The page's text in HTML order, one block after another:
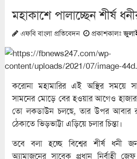
মহাকাশে পালাচ্ছেন শীর্ষ
এফবি বাংলা প্রতিবেদন প্রকাশকালঃ
করোনা মহামারির এই অস্থির সময়ে
সামনের মোড়ে বের হওয়ার আগেও
তো লকডাউন চলছে, তার উপর আবার
ঠেকাতে ভিড়ভাট্টা এড়িয়ে চলার চিন্তা।
তবে বলা হচ্ছে বিশ্বের শীর্ষ ধনী
অ্যামাজনের সাবেক প্রধান নির্বাহী